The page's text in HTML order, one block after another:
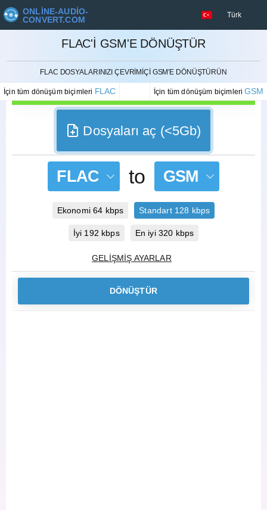
ONLINE-AUDIO-
CONVERT.COM
Türk
FLAC'I GSM'E DÖNÜŞTÜR
FLAC DOSYALARINIZI ÇEVRIMIÇI GSM'E DÖNÜŞTÜRÜN
İçin tüm dönüşüm biçimleri FLAC İçin tüm dönüşüm biçimleriGSM
İPTAL ETMEK
Dosyaları aç (<5Gb)
FLAC to GSM
Ekonomi 64 kbps Standart 128 kbps
İyi 192 kbps En iyi 320 kbps
GELIŞMIŞ AYARLAR
DÖNÜŞTÜR